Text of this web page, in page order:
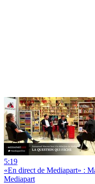
5:19
«En direct de Mediapart» :
Mediapart